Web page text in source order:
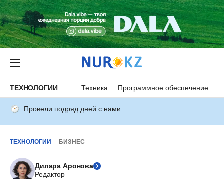
ТЕХНОЛОГИИ Техника Программное обеспечение
Провели подряд дней с нами
ТЕХНОЛОГИИ БИЗНЕС
Дилара Аронова
Редактор